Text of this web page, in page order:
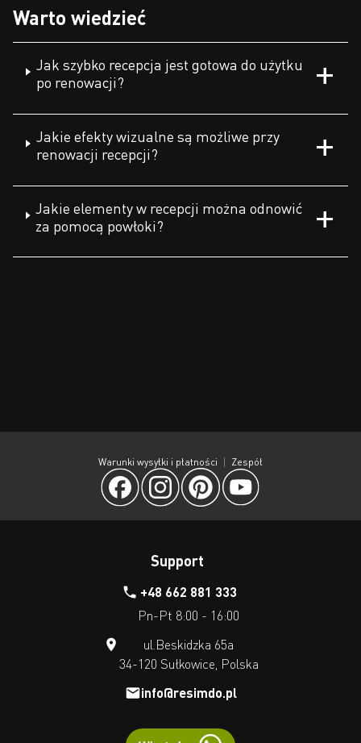
Warto wiedzieć
Jak szybko recepcja jest gotowa do użytku
po renowacji?
Jakie efekty wizualne są możliwe przy
renowacji recepcji?
Jakie elementy w recepcji można odnowić
za pomocą powłoki?
Warunki wysyłki i płatności Zespół
Support
+48 662 881 333
Pn-Pt 8:00 - 16:00
ul.Beskidzka 65a
34-120 Sułkowice, Polska
info@resimdo.pl